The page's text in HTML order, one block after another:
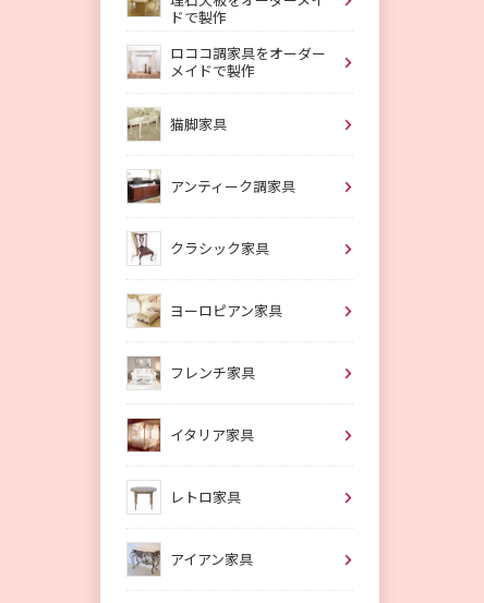
ドで製作
ロココ調家具をオーダー
メイドで製作
猫脚家具
アンティーク調家具
クラシック家具
ヨーロピアン家具
フレンチ家具
イタリア家具
レトロ家具
アイアン家具